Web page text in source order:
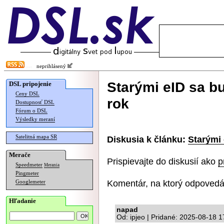
neprihlásený
DSL pripojenie
Ceny DSL
Dostupnosť DSL
Fórum o DSL
Výsledky meraní
Satelitná mapa SR
Merače
Speedmeter Merania
Pingmeter
Googlemeter
Hľadanie
Starými eID sa
rok
Diskusia k článku: Starými
Prispievajte do diskusií ako
Komentár, na ktorý
napad
Od: ipjeo | Pridané: 2025-08-18